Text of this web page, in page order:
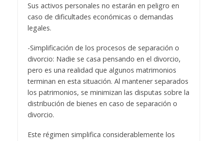
Sus activos personales no estarán en peligro en
caso de dificultades económicas o demandas
legales.
-Simplificación de los procesos de separación o
divorcio: Nadie se casa pensando en el divorcio,
pero es una realidad que algunos matrimonios
terminan en esta situación. Al mantener separados
los patrimonios, se minimizan las disputas sobre la
distribución de bienes en caso de separación o
divorcio.
Este régimen simplifica considerablemente los